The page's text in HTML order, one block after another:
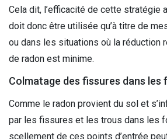
Cela dit, l’efficacité de cette stratégie
doit donc être utilisée qu’à titre de
ou dans les situations où la réduction
de radon est minime.
Colmatage des fissures dans les
Comme le radon provient du sol et
par les fissures et les trous dans les
scellement de ces points d’entrée